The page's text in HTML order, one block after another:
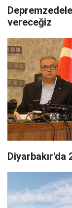
vereceğiz
Diyarbakır'da